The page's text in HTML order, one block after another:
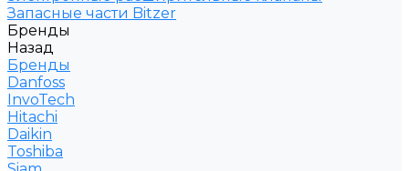
Запасные части Bitzer
Бренды
Назад
Бренды
Danfoss
InvoTech
Hitachi
Daikin
Toshiba